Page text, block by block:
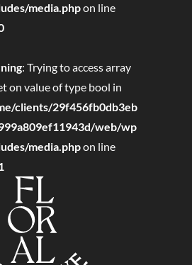
media.phpon line
: Trying to access array
on value of type bool in
clients/29f456fb0db3eb
web/wp
media.phpon line